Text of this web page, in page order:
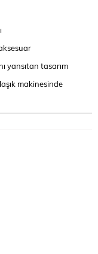
yansıtan tasarım
makinesinde